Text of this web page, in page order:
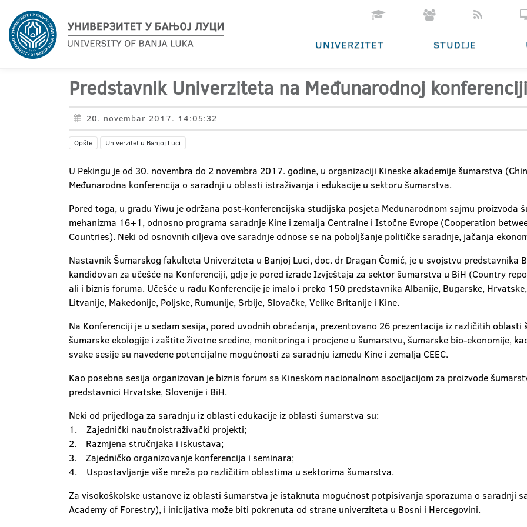
UNIVERZITET STUDIJE
Predstavnik Univerziteta na Međunarodnoj
20. novembar 2017. 14:05:32
Opšte Univerzitet u Banjoj Luci
U Pekingu je od 30. novembra do 2 novembra 2017. godine, u organizaciji Kineske akademije šumarstva
Međunarodna konferencija o saradnji u oblasti istraživanja i edukacije u sektoru šumarstva.
Pored toga, u gradu Yiwu je održana post-konferencijska studijska posjeta Međunarodnom sajmu proizvoda
mehanizma 16+1, odnosno programa saradnje Kine i zemalja Centralne i Istočne Evrope (Cooperation
Countries). Neki od osnovnih ciljeva ove saradnje odnose se na poboljšanje političke saradnje, jačanja
Nastavnik Šumarskog fakulteta Univerziteta u Banjoj Luci, doc. dr Dragan Čomić, je u svojstvu predstavnika
kandidovan za učešće na Konferenciji, gdje je pored izrade Izvještaja za sektor šumarstva u BiH (Country
ali i biznis foruma. Učešće u radu Konferencije je imalo i preko 150 predstavnika Albanije, Bugarske,
Litvanije, Makedonije, Poljske, Rumunije, Srbije, Slovačke, Velike Britanije i Kine.
Na Konferenciji je u sedam sesija, pored uvodnih obraćanja, prezentovano 26 prezentacija iz različitih
šumarske ekologije i zaštite životne sredine, monitoringa i procjene u šumarstvu, šumarske bio-ekonomije,
svake sesije su navedene potencijalne mogućnosti za saradnju između Kine i zemalja CEEC.
Kao posebna sesija organizovan je biznis forum sa Kineskom nacionalnom asocijacijom za proizvode
predstavnici Hrvatske, Slovenije i BiH.
Neki od prijedloga za saradnju iz oblasti edukacije iz oblasti šumarstva su:
1. Zajednički naučnoistraživački projekti;
2. Razmjena stručnjaka i iskustava;
3. Zajedničko organizovanje konferencija i seminara;
4. Uspostavljanje više mreža po različitim oblastima u sektorima šumarstva.
Za visokoškolske ustanove iz oblasti šumarstva je istaknuta mogućnost potpisivanja sporazuma o saradnji
Academy of Forestry), i inicijativa može biti pokrenuta od strane univerziteta u Bosni i Hercegovini.